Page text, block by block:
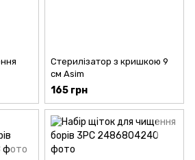
Стерилізатор з кришкою 9
см Asim
165 грн